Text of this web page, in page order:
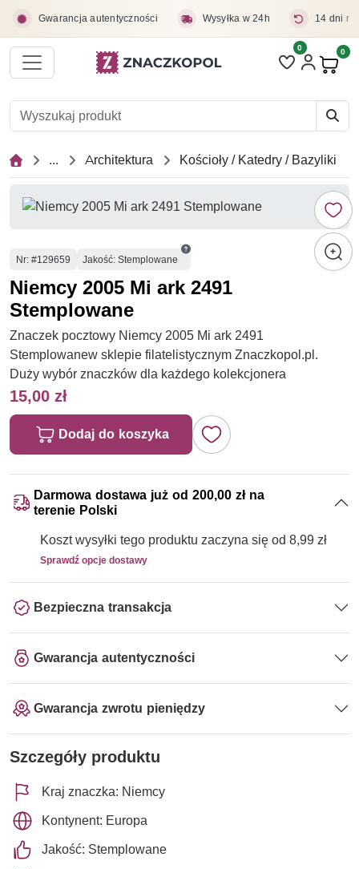
Gwarancja autentyczności Wysyłka w 24h 14 dni
Liczba pozycji
0 0
... Architektura Kościoły / Katedry / Bazyliki
Numer
Nr: #129659 Jakość: Stemplowane
Niemcy 2005 Mi ark 2491
Stemplowane
Znaczek pocztowy Niemcy 2005 Mi ark 2491
Stemplowanew sklepie filatelistycznym Znaczkopol.pl.
Duży wybór znaczków dla każdego kolekcjonera
15,00 zł
Dodaj do koszyka
Darmowa dostawa już od 200,00 zł na
terenie Polski
Koszt wysyłki tego produktu zaczyna się od 8,99 zł
Sprawdź opcje dostawy
Bezpieczna transakcja
Gwarancja autentyczności
Gwarancja zwrotu pieniędzy
Szczegóły produktu
Kraj znaczka: Niemcy
Kontynent: Europa
Jakość: Stemplowane